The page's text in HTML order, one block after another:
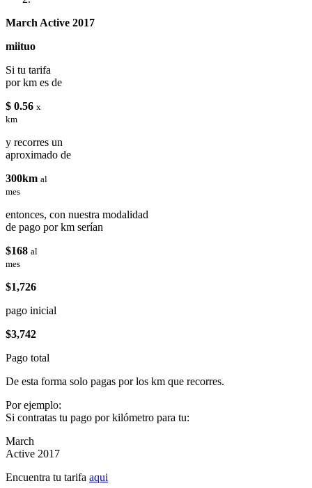
March Active 2017
miituo
Si tu tarifa
por km es de
$ 0.56 x
km
y recorres un
aproximado de
300km al
mes
entonces, con nuestra modalidad
de pago por km serían
$168 al
mes
$1,726
pago inicial
$3,742
Pago total
De esta forma solo pagas por los km que recorres.
Por ejemplo:
Si contratas tu pago por kilómetro para tu:
March
Active 2017
Encuentra tu tarifa aqui